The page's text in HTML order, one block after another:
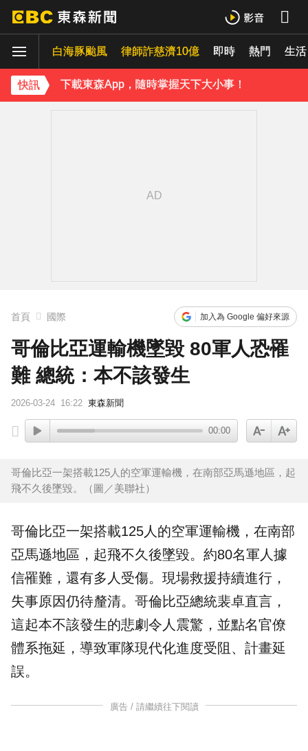
白海豚颱風 律師詐慈濟10億 即時 熱門 生活
快訊
《理財達人秀》X 安聯投信免費講座報名中！搶先卡位 2027
下載東森App，隨時掌握天下大小事！
《理財達人秀》X 安聯投信免費講座報名中！搶先卡位 2027
首頁 國際 加入為 Google 偏好來源
哥倫比亞運輸機墜毀 80軍人恐罹
難 總統：本不該發生
2026-03-24 16:22 東森新聞
00:00
哥倫比亞一架搭載125人的空軍運輸機，在南部亞馬遜地區，起
飛不久後墜毀。（圖／美聯社）
哥倫比亞一架搭載125人的空軍運輸機，在南部
亞馬遜地區，起飛不久後墜毀。約80名軍人據
信罹難，還有多人受傷。現場救援持續進行，
失事原因仍待釐清。哥倫比亞總統裴卓直言，
這起本不該發生的悲劇令人震驚，並點名官僚
體系拖延，導致軍隊現代化進度受阻、計畫延
誤。
廣告 / 請繼續往下閱讀